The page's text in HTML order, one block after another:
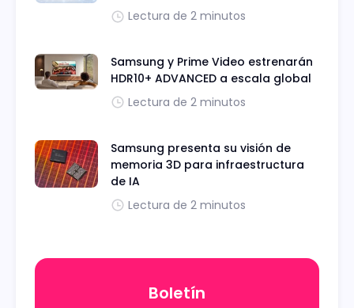
Lectura de 2 minutos
Samsung y Prime Video estrenarán
HDR10+ ADVANCED a escala global
Lectura de 2 minutos
Samsung presenta su visión de
memoria 3D para infraestructura
de IA
Lectura de 2 minutos
Boletín